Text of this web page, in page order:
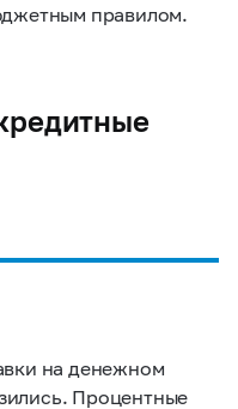
правилом.
на денежном
Процентные